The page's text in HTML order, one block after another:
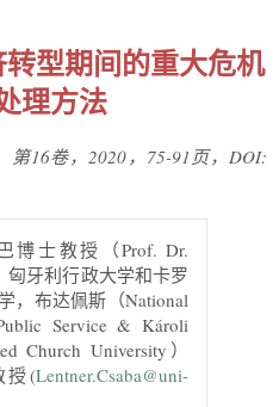
型期间的重大危机
理方法
第16卷，2020，75-91页，DOI:
博士教授（Prof. Dr.
匈牙利行政大学和卡罗
，布达佩斯（National
Service & Károli
Church University）
授(Lentner.Csaba@uni-